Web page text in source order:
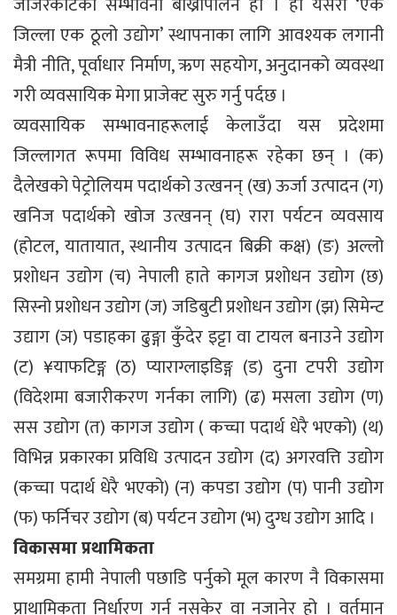
जिल्ला एक ठूलो उद्योग’ स्थापनाका लागि आवश्यक लगानी
मैत्री नीति, पूर्वाधार निर्माण, ऋण सहयोग, अनुदानको व्यवस्था
गरी व्यवसायिक मेगा प्राजेक्ट सुरु गर्नु पर्दछ ।
व्यवसायिक सम्भावनाहरूलाई केलाउँदा यस प्रदेशमा
जिल्लागत रूपमा विविध सम्भावनाहरू रहेका छन् । (क)
दैलेखको पेट्रोलियम पदार्थको उत्खनन् (ख) ऊर्जा उत्पादन (ग)
खनिज पदार्थको खोज उत्खनन् (घ) रारा पर्यटन व्यवसाय
(होटल, यातायात, स्थानीय उत्पादन बिक्री कक्ष) (ङ) अल्लो
प्रशोधन उद्योग (च) नेपाली हाते कागज प्रशोधन उद्योग (छ)
सिस्नो प्रशोधन उद्योग (ज) जडिबुटी प्रशोधन उद्योग (झ) सिमेन्ट
उद्याग (ञ) पडाहका ढुङ्गा कुँदेर इट्टा वा टायल बनाउने उद्योग
(ट) ¥याफटिङ्ग (ठ) प्याराग्लाइडिङ्ग (ड) दुना टपरी उद्योग
(विदेशमा बजारीकरण गर्नका लागि) (ढ) मसला उद्योग (ण)
सस उद्योग (त) कागज उद्योग ( कच्चा पदार्थ धेरै भएको) (थ)
विभिन्न प्रकारका प्रविधि उत्पादन उद्योग (द) अगरवत्ति उद्योग
(कच्चा पदार्थ धेरै भएको) (न) कपडा उद्योग (प) पानी उद्योग
(फ) फर्निचर उद्योग (ब) पर्यटन उद्योग (भ) दुग्ध उद्योग आदि ।
विकासमा प्रथामिकता
समग्रमा हामी नेपाली पछाडि पर्नुको मूल कारण नै विकासमा
प्राथामिकता निर्धारण गर्न नसकेर वा नजानेर हो । वर्तमान